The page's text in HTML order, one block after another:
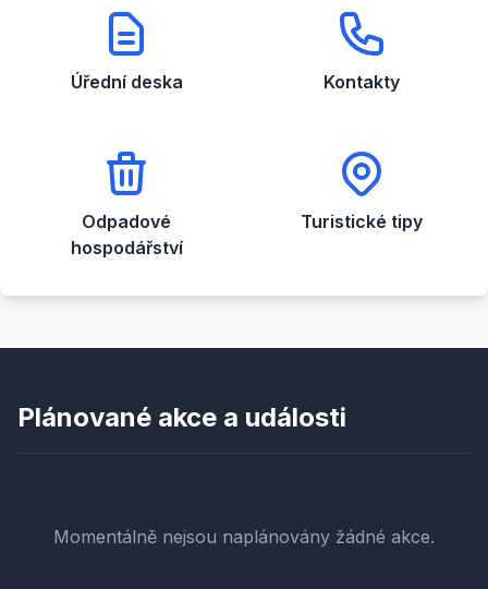
Úřední deska Kontakty
Odpadové
hospodářství
Turistické tipy
Plánované akce a události
Momentálně nejsou naplánovány žádné akce.